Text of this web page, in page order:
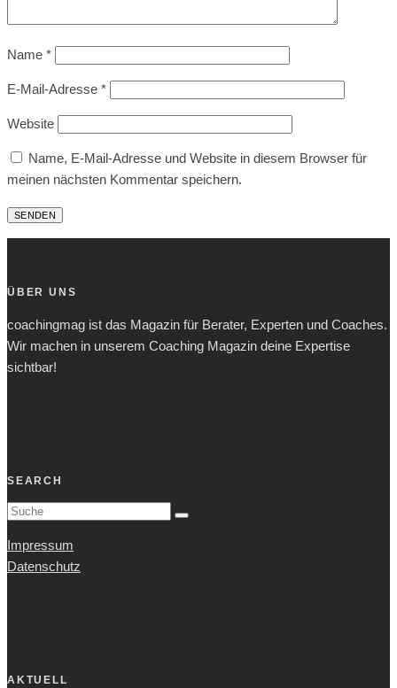
Name *
E-Mail-Adresse *
Website
Name, E-Mail-Adresse und Website in diesem Browser für
meinen nächsten Kommentar speichern.
ÜBER UNS
coachingmag ist das Magazin für Berater, Experten und Coaches.
Wir machen in unserem Coaching Magazin deine Expertise
sichtbar!
SEARCH
Impressum
Datenschutz
AKTUELL